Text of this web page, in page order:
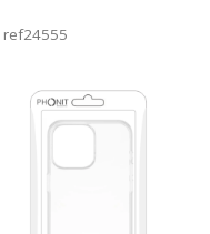
ref24555